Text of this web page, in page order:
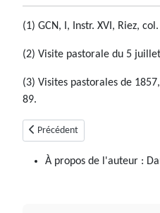
(1) GCN, I, Instr. XVI, Riez,
(2) Visite pastorale du 5
(3) Visites pastorales de
89.
Article précédent : Bevons (04)
Précédent
À propos de l'auteur :